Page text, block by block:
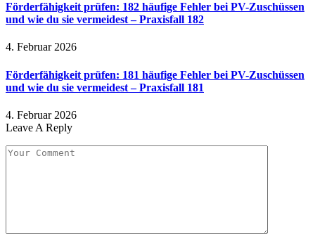
Förderfähigkeit prüfen: 182 häufige Fehler bei PV-Zuschüssen
und wie du sie vermeidest – Praxisfall 182
4. Februar 2026
Förderfähigkeit prüfen: 181 häufige Fehler bei PV-Zuschüssen
und wie du sie vermeidest – Praxisfall 181
4. Februar 2026
Leave A Reply